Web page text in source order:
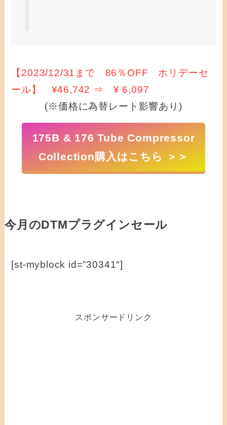
【2023/12/31まで 86％OFF ホリデーセ
ール】 ¥46,742 ⇒ ¥ 6,097
(※価格に為替レート影響あり)
175B & 176 Tube Compressor
Collection購入はこちら ＞＞
今月のDTMプラグインセール
[st-myblock id=”30341″]
スポンサードリンク